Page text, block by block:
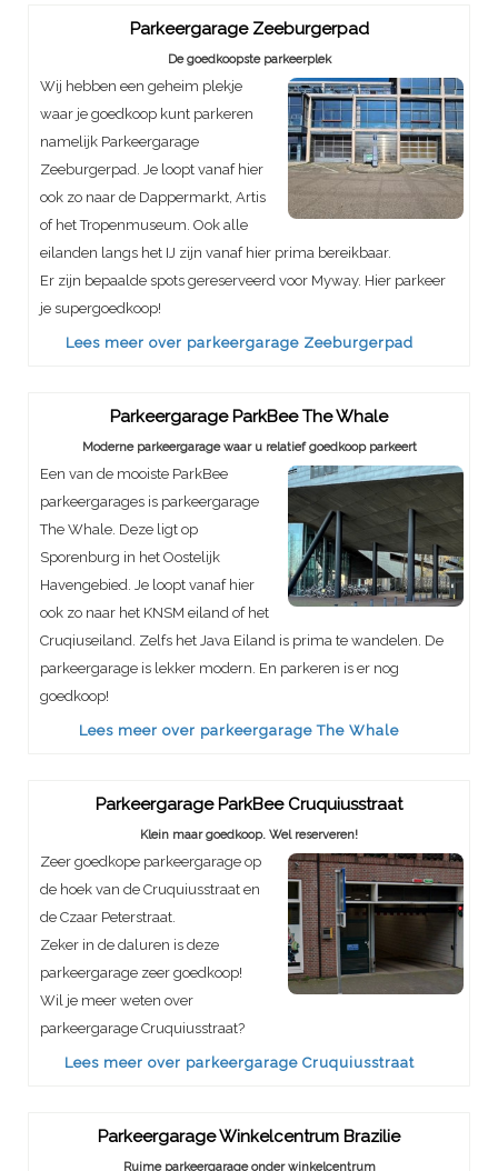
Parkeergarage Zeeburgerpad
De goedkoopste parkeerplek
Wij hebben een geheim plekje
waar je goedkoop kunt parkeren
namelijk Parkeergarage
Zeeburgerpad. Je loopt vanaf hier
ook zo naar de Dappermarkt, Artis
of het Tropenmuseum. Ook alle
eilanden langs het IJ zijn vanaf hier prima bereikbaar.
Er zijn bepaalde spots gereserveerd voor Myway. Hier parkeer
je supergoedkoop!
Lees meer over parkeergarage Zeeburgerpad
Parkeergarage ParkBee The Whale
Moderne parkeergarage waar u relatief goedkoop parkeert
Een van de mooiste ParkBee
parkeergarages is parkeergarage
The Whale. Deze ligt op
Sporenburg in het Oostelijk
Havengebied. Je loopt vanaf hier
ook zo naar het KNSM eiland of het
Cruqiuseiland. Zelfs het Java Eiland is prima te wandelen. De
parkeergarage is lekker modern. En parkeren is er nog
goedkoop!
Lees meer over parkeergarage The Whale
Parkeergarage ParkBee Cruquiusstraat
Klein maar goedkoop. Wel reserveren!
Zeer goedkope parkeergarage op
de hoek van de Cruquiusstraat en
de Czaar Peterstraat.
Zeker in de daluren is deze
parkeergarage zeer goedkoop!
Wil je meer weten over
parkeergarage Cruquiusstraat?
Lees meer over parkeergarage Cruquiusstraat
Parkeergarage Winkelcentrum Brazilie
Ruime parkeergarage onder winkelcentrum